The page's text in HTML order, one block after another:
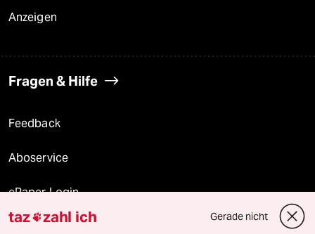
Anzeigen
Fragen & Hilfe
Feedback
Aboservice
ePaper Login
Downloads für Abonnierende
taz zahl ich Gerade nicht